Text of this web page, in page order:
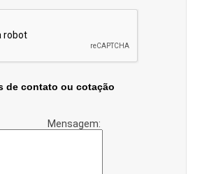
de contato ou cotação
Mensagem: